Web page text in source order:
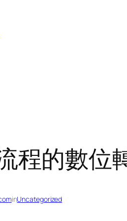
程的數位
inUncategorized